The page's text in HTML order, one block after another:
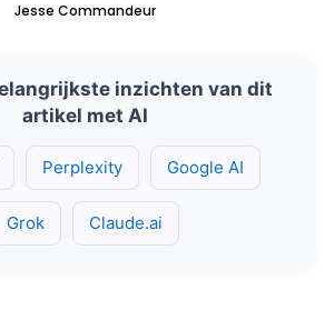
Jesse Commandeur
inzichten van dit
artikel met AI
Perplexity Google AI
Grok Claude.ai